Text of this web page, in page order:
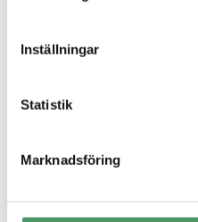
Inställningar
Statistik
Marknadsföring
Om oss